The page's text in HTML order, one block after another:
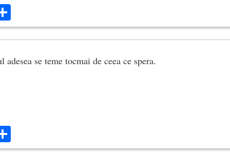
adesea se teme tocmai de ceea ce spera.